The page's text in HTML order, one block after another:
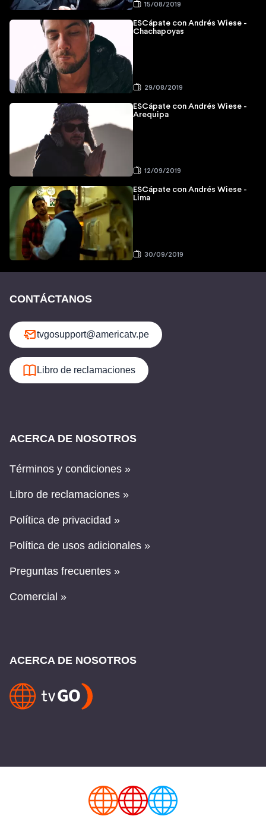
15/08/2019
ESCápate con Andrés Wiese -
Chachapoyas
29/08/2019
ESCápate con Andrés Wiese -
Arequipa
12/09/2019
ESCápate con Andrés Wiese -
Lima
30/09/2019
CONTÁCTANOS
tvgosupport@americatv.pe
Libro de reclamaciones
ACERCA DE NOSOTROS
Términos y condiciones »
Libro de reclamaciones »
Política de privacidad »
Política de usos adicionales »
Preguntas frecuentes »
Comercial »
ACERCA DE NOSOTROS